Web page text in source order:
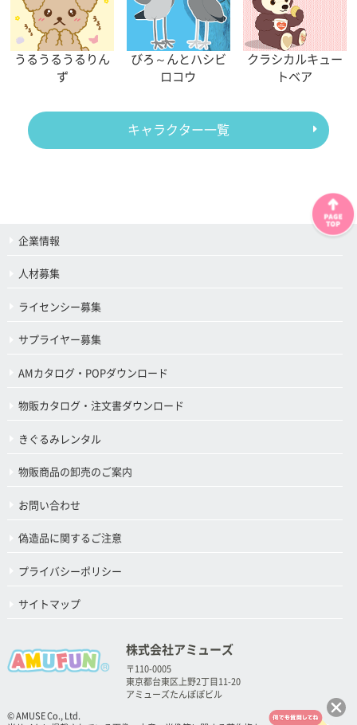
うるうるうるりん
ず
びろ～んとハシビ
ロコウ
クラシカルキュー
トベア
キャラクター一覧
企業情報
人材募集
ライセンシー募集
サプライヤー募集
AMカタログ・POPダウンロード
物販カタログ・注文書ダウンロード
きぐるみレンタル
物販商品の卸売のご案内
お問い合わせ
偽造品に関するご注意
プライバシーポリシー
サイトマップ
株式会社アミューズ
〒110-0005
東京都台東区上野2丁目11-20
アミューズたんぽぽビル
© AMUSE Co., Ltd.